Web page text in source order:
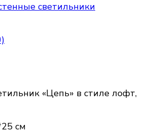
светильники
«Цепь» в стиле лофт,
см